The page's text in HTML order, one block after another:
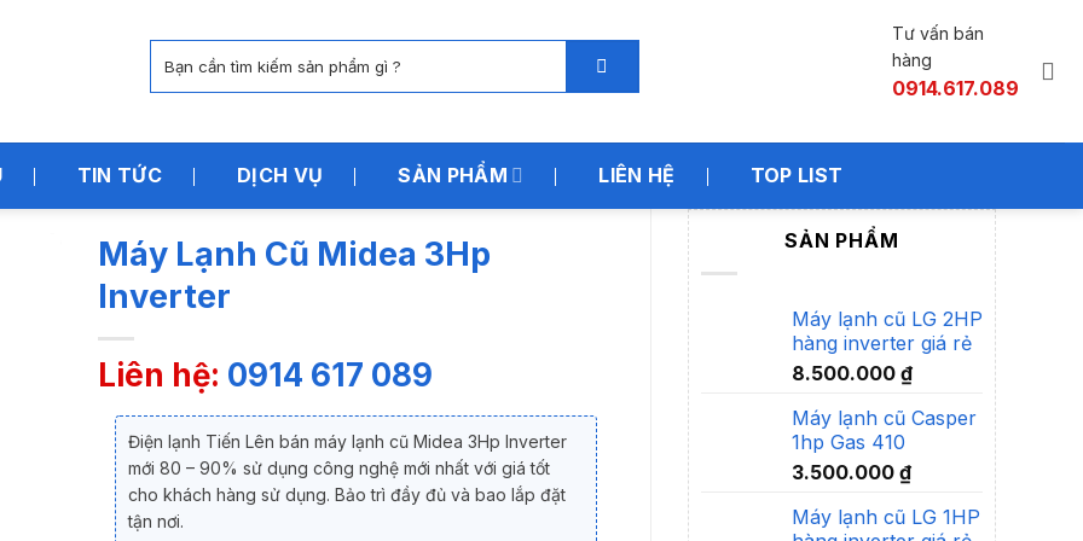
kiếm:
Tư vấn bán
hàng
0914.617.089
TIN TỨC DỊCH VỤ SẢN PHẨM LIÊN HỆ TOP LIST
SẢN PHẨM
Máy lạnh cũ LG 2HP
hàng inverter giá rẻ
8.500.000 ₫
Máy lạnh cũ Casper
1hp Gas 410
3.500.000 ₫
Máy lạnh cũ LG 1HP
Máy Lạnh Cũ Midea 3Hp
Inverter
Liên hệ: 0914 617 089
Điện lạnh Tiến Lên bán máy lạnh cũ Midea 3Hp Inverter
mới 80 – 90% sử dụng công nghệ mới nhất với giá tốt
cho khách hàng sử dụng. Bảo trì đầy đủ và bao lắp đặt
tận nơi.